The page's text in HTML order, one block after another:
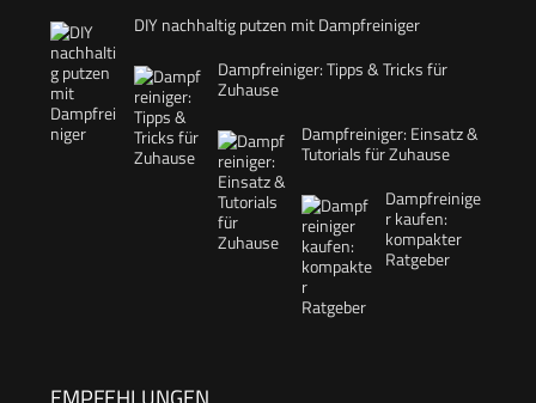
DIY nachhaltig putzen mit Dampfreiniger
Dampfreiniger: Tipps & Tricks für
Zuhause
Dampfreiniger: Einsatz &
Tutorials für Zuhause
Dampfreinige
r kaufen:
kompakter
Ratgeber